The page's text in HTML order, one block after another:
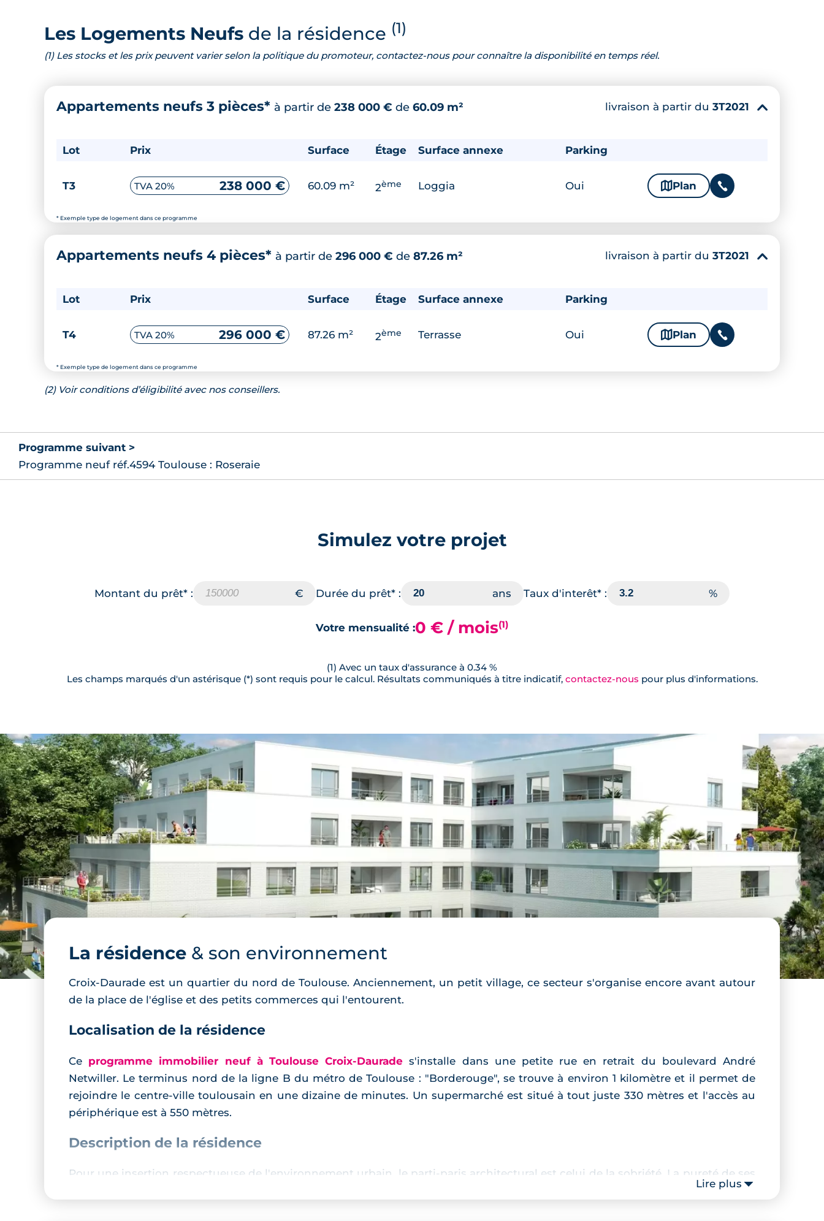
Les Logements Neufs de la résidence (1)
(1) Les stocks et les prix peuvent varier selon la politique du promoteur, contactez-nous pour connaître la disponibilité en temps réel.
Appartements neufs 3 pièces* à partir de 238 000 € de 60.09 m²
* Exemple type de logement dans ce programme
livraison à partir du 3T2021 ▾
Lot Prix Surface Étage Surface annexe Parking
T3 TVA 20% 238 000 € 60.09 m² 2ème Loggia Oui 🗞 Plan 📞
Appartements neufs 4 pièces* à partir de 296 000 € de 87.26 m²
* Exemple type de logement dans ce programme
livraison à partir du 3T2021 ▾
Lot Prix Surface Étage Surface annexe Parking
T4 TVA 20% 296 000 € 87.26 m² 2ème Terrasse Oui 🗞 Plan 📞
(2) Voir conditions d’éligibilité avec nos conseillers.
Programme suivant >
Programme neuf réf.4594 Toulouse : Roseraie
Simulez votre projet
Montant du prêt* : Durée du prêt* : Taux d'interêt* :
Votre mensualité :0 € / mois(1)
(1) Avec un taux d'assurance à 0.34 %
Les champs marqués d'un astérisque (*) sont requis pour le calcul. Résultats communiqués à titre indicatif, contactez-nous pour plus d'informations.
La résidence & son environnement
Croix-Daurade est un quartier du nord de Toulouse. Anciennement, un petit village, ce secteur s'organise encore avant autour
de la place de l'église et des petits commerces qui l'entourent.
Localisation de la résidence
Ce programme immobilier neuf à Toulouse Croix-Daurade s'installe dans une petite rue en retrait du boulevard André
Netwiller. Le terminus nord de la ligne B du métro de Toulouse : "Borderouge", se trouve à environ 1 kilomètre et il permet de
rejoindre le centre-ville toulousain en une dizaine de minutes. Un supermarché est situé à tout juste 330 mètres et l'accès au
périphérique est à 550 mètres.
Description de la résidence
Pour une insertion respectueuse de l'environnement urbain, le parti-paris architectural est celui de la sobriété. La pureté de ses
lignes rend la résidence aussi contemporaine qu'intemporelle. Ses façades sont immaculées et elles offrent une toile de fond
Lire plus